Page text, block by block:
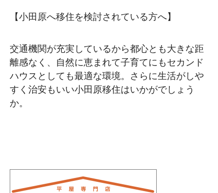
【小田原へ移住を検討されている方へ】
交通機関が充実しているから都心とも大きな距
離感なく、自然に恵まれて子育てにもセカンド
ハウスとしても最適な環境。さらに生活がしや
すく治安もいい小田原移住はいかがでしょう
か。